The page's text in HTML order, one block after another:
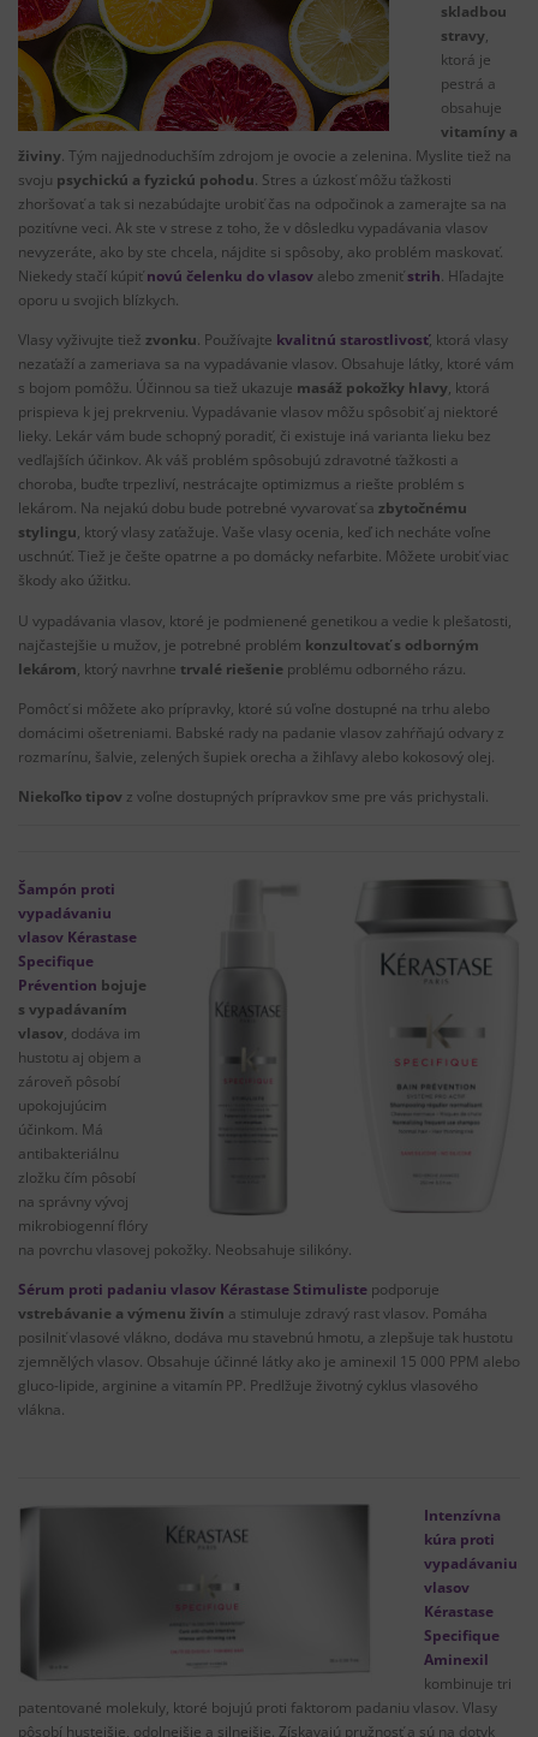
skladbou
stravy,
ktorá je
pestrá a
obsahuje
vitamíny a
živiny. Tým najjednoduchším zdrojom je ovocie a zelenina. Myslite tiež na
svoju psychickú a fyzickú pohodu. Stres a úzkosť môžu ťažkosti
zhoršovať a tak si nezabúdajte urobiť čas na odpočinok a zamerajte sa na
pozitívne veci. Ak ste v strese z toho, že v dôsledku vypadávania vlasov
nevyzeráte, ako by ste chcela, nájdite si spôsoby, ako problém maskovať.
Niekedy stačí kúpiť novú čelenku do vlasov alebo zmeniť strih. Hľadajte
oporu u svojich blízkych.
Vlasyvyživujte tiež zvonku. Používajte kvalitnú starostlivosť, ktorá vlasy
nezaťaží a zameriava sa na vypadávanie vlasov. Obsahuje látky, ktoré vám
s bojom pomôžu. Účinnou sa tiež ukazuje masáž pokožky hlavy, ktorá
prispieva k jej prekrveniu. Vypadávanie vlasov môžu spôsobiť aj niektoré
lieky. Lekárvám bude schopný poradiť, či existuje iná varianta lieku bez
vedľajších účinkov. Ak váš problém spôsobujú zdravotné ťažkosti a
choroba, buďte trpezliví, nestrácajte optimizmus a riešte problém s
lekárom. Na nejakú dobu bude potrebné vyvarovať sa zbytočnému
stylingu, ktorý vlasy zaťažuje. Vaše vlasy ocenia, keď ich necháte voľne
uschnúť. Tiež je češte opatrne a po domácky nefarbite. Môžete urobiťviac
škody ako úžitku.
U vypadávania vlasov, ktoré je podmienené genetikou a vedie k plešatosti,
najčastejšie u mužov, je potrebné problém konzultovať s odborným
lekárom, ktorý navrhne trvalé riešenie problému odborného rázu.
Pomôcť si môžete ako prípravky, ktoré sú voľne dostupné na trhu alebo
domácimi ošetreniami. Babské rady na padanie vlasov zahŕňajú odvary z
rozmarínu, šalvie, zelených šupiek orecha a žihľavy alebo kokosový olej.
Niekoľko tipov z voľne dostupných prípravkov sme pre vás prichystali.
Šampón proti
vypadávaniu
vlasov Kérastase
Specifique
Prévention bojuje
s vypadávaním
vlasov, dodáva im
hustotu aj objem a
zároveň pôsobí
upokojujúcim
účinkom. Má
antibakteriálnu
zložku čím pôsobí
na správny vývoj
mikrobiogenní flóry
na povrchu vlasovej pokožky. Neobsahuje silikóny.
Sérum proti padaniu vlasov Kérastase Stimuliste podporuje
vstrebávanie a výmenu živín a stimuluje zdravý rastvlasov. Pomáha
posilniťvlasové vlákno, dodáva mu stavebnú hmotu, a zlepšuje tak hustotu
zjemnělých vlasov. Obsahuje účinné látky ako je aminexil 15 000 PPM alebo
gluco-lipide, arginine a vitamín PP. Predlžuje životný cyklus vlasového
vlákna.
Intenzívna
kúra proti
vypadávaniu
vlasov
Kérastase
Specifique
Aminexil
kombinuje tri
patentované molekuly, ktoré bojujú proti faktorom padaniu vlasov. Vlasy
pôsobí hustejšie, odolnejšie a silnejšie. Získavajú pružnosť a sú na dotyk